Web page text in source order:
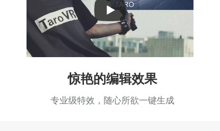
Play
Video
惊艳的编辑效果
专业级特效，随心所欲一键生成